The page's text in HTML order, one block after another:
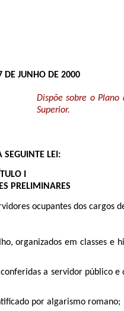
DE JUNHO DE 2000
Dispõe sobre o Plano
Superior.
LEI:
I
PRELIMINARES
ocupantes dos cargos
organizados em classes e
a servidor público
por algarismo romano;